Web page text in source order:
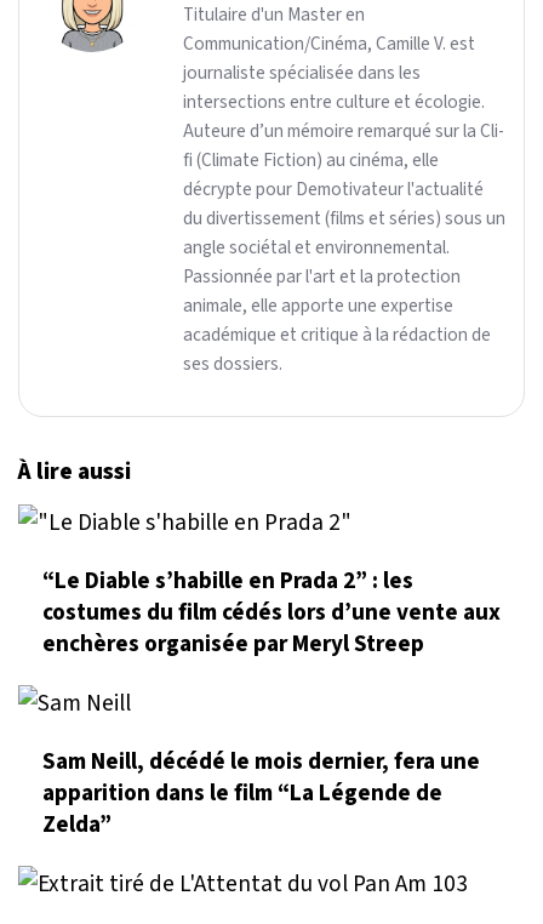
Titulaire d'un Master en
Communication/Cinéma, Camille V. est
journaliste spécialisée dans les
intersections entre culture et écologie.
Auteure d’un mémoire remarqué sur la Cli-
fi (Climate Fiction) au cinéma, elle
décrypte pour Demotivateur l'actualité
du divertissement (films et séries) sous un
angle sociétal et environnemental.
Passionnée par l'art et la protection
animale, elle apporte une expertise
académique et critique à la rédaction de
ses dossiers.
À lire aussi
“Le Diable s’habille en Prada 2” : les
costumes du film cédés lors d’une vente aux
enchères organisée par Meryl Streep
Sam Neill, décédé le mois dernier, fera une
apparition dans le film “La Légende de
Zelda”